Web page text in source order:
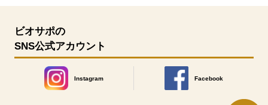
ビオサポの
SNS公式アカウント
Instagram
別のウィンドウで開きます。
Facebook
別のウィンドウで開きます